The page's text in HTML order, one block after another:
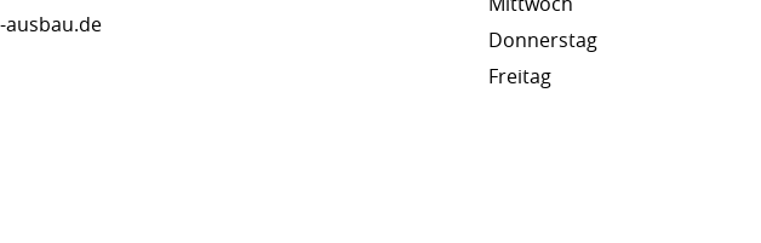
ausbau.de
Donnerstag
Freitag